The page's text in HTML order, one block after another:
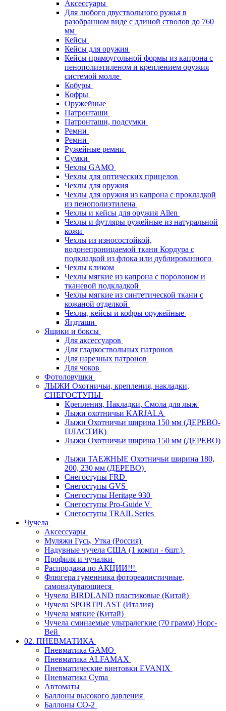
Аксессуары
Для любого двуствольного ружья в
разобранном виде с длиной стволов до 760
мм
Кейсы
Кейсы для оружия
Кейсы прямоугольной формы из капрона с
пенополиэтиленом и креплением оружия
системой молле
Кобуры
Кофры
Оружейные
Патронташи
Патронташи, подсумки
Ремни
Ремни
Ружейные ремни
Сумки
Чехлы GAMO
Чехлы для оптических прицелов
Чехлы для оружия
Чехлы для оружия из капрона с прокладкой
из пенополиэтилена
Чехлы и кейсы для оружия Allen
Чехлы и футляры ружейные из натуральной
кожи
Чехлы из износостойкой,
водонепроницаемой ткани Кордура с
подкладкой из флока или дублированного
Чехлы кликом
Чехлы мягкие из капрона с поролоном и
тканевой подкладкой
Чехлы мягкие из синтетической ткани с
кожаной отделкой
Чехлы, кейсы и кофры оружейные
Ягдташи
Ящики и боксы
Для аксессуаров
Для гладкоствольных патронов
Для нарезных патронов
Для чоков
Фотоловушки
ЛЫЖИ Охотничьи, крепления, накладки,
СНЕГОСТУПЫ
Крепления, Накладки, Смола для лыж
Лыжи охотничьи KARJALA
Лыжи Охотничьи ширина 150 мм (ДЕРЕВО-
ПЛАСТИК)
Лыжи Охотничьи ширина 150 мм (ДЕРЕВО)
Лыжи ТАЕЖНЫЕ Охотничьи ширина 180,
200, 230 мм (ДЕРЕВО)
Снегоступы FRD
Снегоступы GVS
Снегоступы Heritage 930
Снегоступы Pro-Guide V
Снегоступы TRAIL Series
Чучела
Аксессуары
Муляжи Гусь, Утка (Россия)
Надувные чучела США (1 компл - 6шт.)
Профиля и чучалки
Распродажа по АКЦИИ!!!
Флюгера гуменника фотореалистичные,
самонадувающиеся
Чучела BIRDLAND пластиковые (Китай)
Чучела SPORTPLAST (Италия)
Чучела мягкие (Китай)
Чучела сминаемые ультралегкие (70 грамм) Норс-
Вей
02. ПНЕВМАТИКА
Пневматика GAMO
Пневматика ALFAMAX
Пневматические винтовки EVANIX
Пневматика Cyma
Автоматы
Баллоны высокого давления
Баллоны СО-2